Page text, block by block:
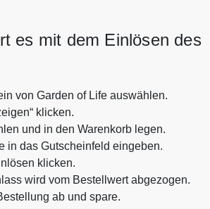
es mit dem Einlösen des
von Garden of Life auswählen.
klicken.
und in den Warenkorb legen.
in das Gutscheinfeld eingeben.
klicken.
wird vom Bestellwert abgezogen.
ab und spare.